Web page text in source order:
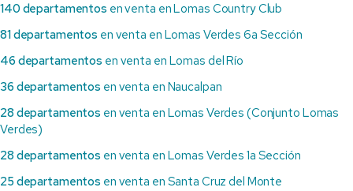
140 departamentos en venta en Lomas Country Club
81 departamentos en venta en Lomas Verdes 6a Sección
46 departamentos en venta en Lomas del Río
36 departamentos en venta en Naucalpan
28 departamentos en venta en Lomas Verdes (Conjunto Lomas
Verdes)
28 departamentos en venta en Lomas Verdes 1a Sección
25 departamentos en venta en Santa Cruz del Monte